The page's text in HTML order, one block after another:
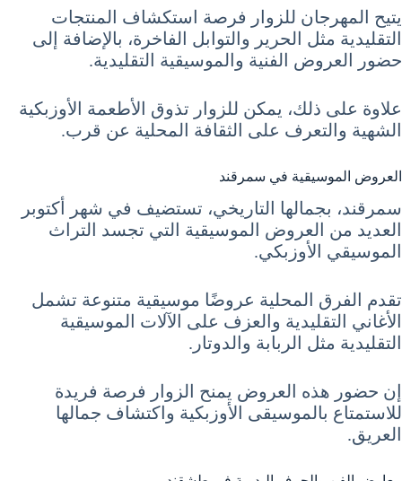
يتيح المهرجان للزوار فرصة استكشاف المنتجات
التقليدية مثل الحرير والتوابل الفاخرة، بالإضافة إلى
حضور العروض الفنية والموسيقية التقليدية.
علاوة على ذلك، يمكن للزوار تذوق الأطعمة الأوزبكية
الشهية والتعرف على الثقافة المحلية عن قرب.
العروض الموسيقية في سمرقند
سمرقند، بجمالها التاريخي، تستضيف في شهر أكتوبر
العديد من العروض الموسيقية التي تجسد التراث
الموسيقي الأوزبكي.
تقدم الفرق المحلية عروضًا موسيقية متنوعة تشمل
الأغاني التقليدية والعزف على الآلات الموسيقية
التقليدية مثل الربابة والدوتار.
إن حضور هذه العروض يمنح الزوار فرصة فريدة
للاستمتاع بالموسيقى الأوزبكية واكتشاف جمالها
العريق.